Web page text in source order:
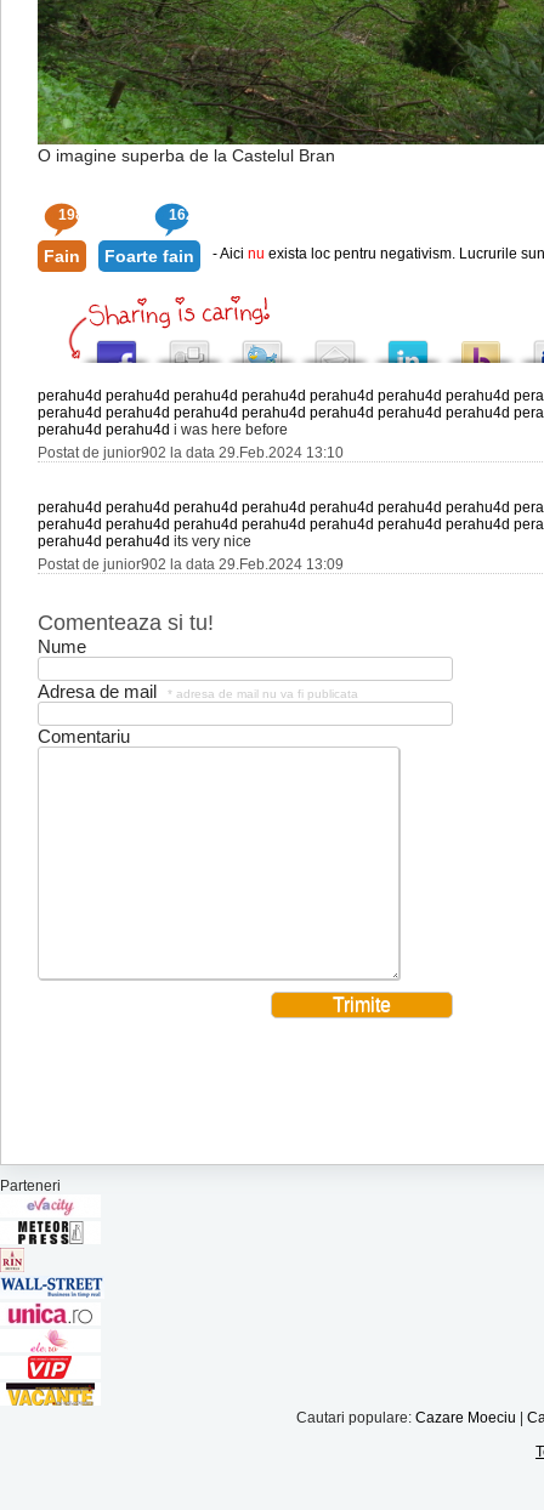
O imagine superba de la Castelul Bran
198 162
Fain Foarte fain - Aici nu exista loc pentru negativism. Lucrurile
perahu4d perahu4d perahu4d perahu4d perahu4d perahu4d perahu4d
perahu4d perahu4d perahu4d perahu4d perahu4d perahu4d perahu4d
perahu4d perahu4d i was here before
Postat de junior902 la data 29.Feb.2024 13:10
perahu4d perahu4d perahu4d perahu4d perahu4d perahu4d perahu4d
perahu4d perahu4d perahu4d perahu4d perahu4d perahu4d perahu4d
perahu4d perahu4d its very nice
Postat de junior902 la data 29.Feb.2024 13:09
Comenteaza si tu!
Nume
Adresa de mail * adresa de mail nu va fi publicata
Comentariu
Parteneri
Cautari populare: Cazare Moeciu